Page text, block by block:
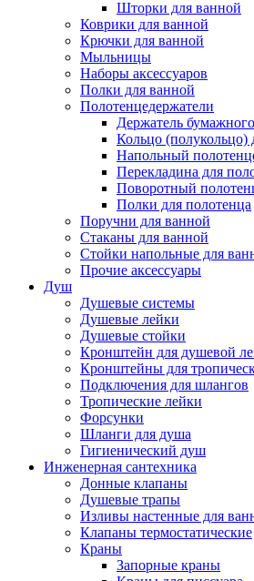
Шторки для ванной
Коврики для ванной
Крючки для ванной
Мыльницы
Наборы аксессуаров
Полки для ванной
Полотенцедержатели
Держатель
Кольцо (полукольцо)
Напольный
Перекладина для
Поворотный
Полки для полотенца
Поручни для ванной
Стаканы для ванной
Стойки напольные для
Прочие аксессуары
Душ
Душевые системы
Душевые лейки
Душевые стойки
Кронштейн для душевой
Кронштейны для
Подключения для шлангов
Тропические лейки
Форсунки
Шланги для душа
Гигиенический душ
Инженерная сантехника
Донные клапаны
Душевые трапы
Изливы настенные для
Клапаны термостатические
Краны
Запорные краны